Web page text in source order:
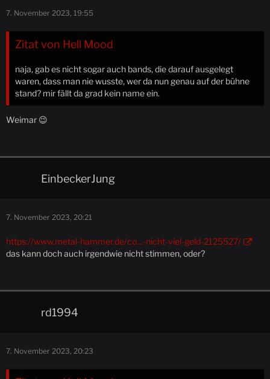
7. November 2023, 19:55
Zitat von Hell Mood
naja, gab es nicht sogar auch bands, die darauf ausgelegt
waren, dass man nie wusste, wer da nun genau auf der bühne
stand? mir fällt da grad kein name ein.
Weimar 😉
EinbeckerJung
7. November 2023, 20:21
https://www.metal-hammer.de/co…-nicht-viel-geld-2125527/
das kann doch auch irgendwie nicht stimmen, oder?
rd1994
7. November 2023, 20:23